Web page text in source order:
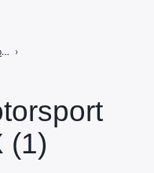
(1)
Test Forza Motorsport sur Xbox Series, la simulation ultime ? ›